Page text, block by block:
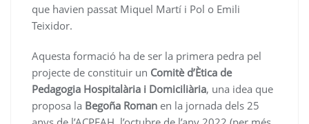
que havien passat Miquel Martí i Pol o Emili
Teixidor.
Aquesta formació ha de ser la primera pedra pel
projecte de constituir un Comitè d’Ètica de
Pedagogia Hospitalària i Domiciliària, una idea que
proposa la Begoña Roman en la jornada dels 25